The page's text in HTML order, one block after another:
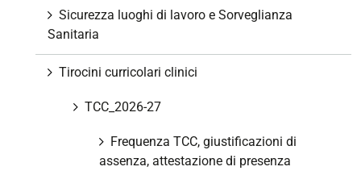
Sicurezza luoghi di lavoro e Sorveglianza
Sanitaria
Tirocini curricolari clinici
TCC_2026-27
Frequenza TCC, giustificazioni di
assenza, attestazione di presenza